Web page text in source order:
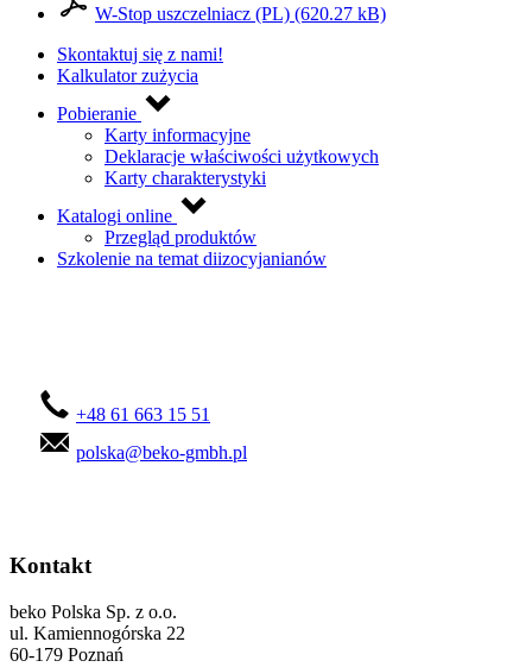
W-Stop uszczelniacz (PL) (620.27 kB)
Skontaktuj się z nami!
Kalkulator zużycia
Pobieranie
Karty informacyjne
Deklaracje właściwości użytkowych
Karty charakterystyki
Katalogi online
Przegląd produktów
Szkolenie na temat diizocyjanianów
+48 61 663 15 51
polska@beko-gmbh.pl
Kontakt
beko Polska Sp. z o.o.
ul. Kamiennogórska 22
60-179 Poznań